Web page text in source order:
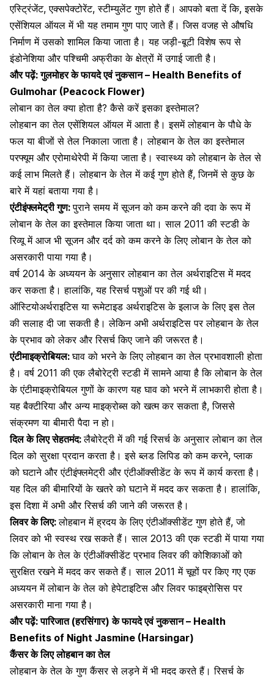
एस्ट्रिंजेंट, एक्सपेक्टोरेंट, स्टीम्युलेंट गुण होते हैं। आपको बता दें कि, इसके
एसेंशियल ऑयल में भी यह तमाम गुण पाए जाते हैं। जिस वजह से औषधि
निर्माण में उसको शामिल किया जाता है। यह जड़ी-बूटी विशेष रूप से
इंडोनेशिया और पश्चिमी अफ्रीका के क्षेत्रों में उगाई जाती है।
और पढ़ें:गुलमोहर के फायदे एवं नुकसान – Health Benefits of
Gulmohar (Peacock Flower)
लोबान का तेल क्या होता है? कैसे करें इसका इस्तेमाल?
लोहबान का तेल एसेंशियल ऑयल में आता है। इसमें लोहबान के पौधे के
फल या बीजों से तेल निकाला जाता है। लोहबान के तेल का इस्‍तेमाल
परफ्यूम और एरोमाथेरेपी में किया जाता है। स्‍वास्‍थ्‍य को लोहबान के तेल से
कई लाभ मिलते हैं। लोहबान के तेल में कई गुण होते हैं, जिनमें से कुछ के
बारे में यहां बताया गया है।
एंटीइंफ्लमेट्री गुण:पुराने समय में सूजन को कम करने की दवा के रूप में
लोबान के तेल का इस्‍तेमाल किया जाता था। साल 2011 की स्‍टडी के
रिव्‍यू में आज भी सूजन और दर्द को कम करने के लिए लोबान के तेल को
असरकारी पाया गया है।
वर्ष 2014 के अध्‍ययन के अनुसार लोहबान का तेल अर्थराइटिस में मदद
कर सकता है। हालांकि, यह रिसर्च पशुओं पर की गई थी।
ऑस्टियोअर्थराइटिस या रूमेटाइड अर्थराइटिस के इलाज के लिए इस तेल
की सलाह दी जा सकती है। लेकिन अभी अर्थराइटिस पर लोहबान के तेल
के प्रभाव को लेकर और रिसर्च किए जाने की जरूरत है।
एंटीमाइक्रोबियल:घाव को भरने के लिए लोहबान का तेल प्रभावशाली होता
है। वर्ष 2011 की एक लैबोरेट्री स्‍टडी में सामने आया है कि लोबान के तेल
के एंटीमाइक्रोबियल गुणों के कारण यह घाव को भरने में लाभकारी होता है।
यह बैक्‍टीरिया और अन्‍य माइक्रोब्‍स को खत्‍म कर सकता है, जिससे
संक्रमण या बीमारी पैदा न हो।
दिल के लिए सेहतमंद:लैबोरेट्री में की गई रिसर्च के अनुसार लोबान का तेल
दिल को सुरक्षा प्रदान करता है। इसे ब्‍लड लिपिड को कम करने, प्‍लाक
को घटाने और एंटीइंफ्लमेट्री और एंटीऑक्‍सीडेंट के रूप में कार्य करता है।
यह दिल की बीमारियों के खतरे को घटाने में मदद कर सकता है। हालांकि,
इस दिशा में अभी और रिसर्च की जाने की जरूरत है।
लिवर के लिए:लोहबान में ह्रदय के लिए एंटीऑक्‍सीडेंट गुण होते हैं, जो
लिवर को भी स्‍वस्‍थ रख सकते हैं। साल 2013 की एक स्‍टडी में पाया गया
कि लोबान के तेल के एंटीऑक्‍सीडेंट प्रभाव लिवर की कोशिकाओं को
सुरक्षित रखने में मदद कर सकते हैं। साल 2011 में चूहों पर किए गए एक
अध्‍ययन में लोबान के तेल को हेपेटाइटिस और लिवर फाइब्रोसिस पर
असरकारी माना गया है।
और पढ़ें:पारिजात (हरसिंगार) के फायदे एवं नुकसान – Health
Benefits of Night Jasmine (Harsingar)
कैंसर के लिए लोहबान का तेल
लोहबान के तेल के गुण कैंसर से लड़ने में भी मदद करते हैं। रिसर्च के